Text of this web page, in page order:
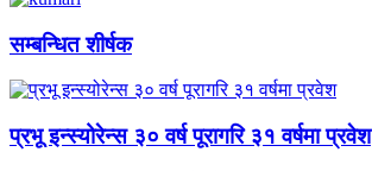
सम्बन्धित शीर्षक
प्रभू इन्स्योरेन्स ३० वर्ष पूरागरि ३१ वर्षमा प्रवेश